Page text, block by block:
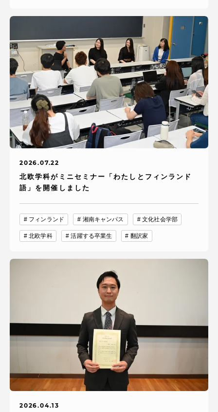
2026.07.22
北欧学科がミニセミナー「わたしとフィンランド
語」を開催しました
フィンランド 湘南キャンパス 文化社会学部
北欧学科 活躍する卒業生 翻訳家
2026.04.13